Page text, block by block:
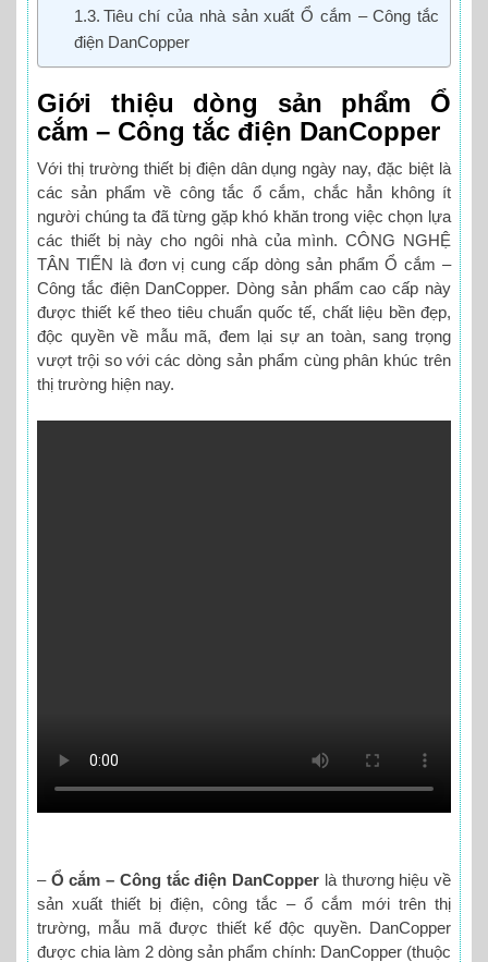
Tiêu chí của nhà sản xuất Ổ cắm – Công tắc
điện DanCopper
Giới thiệu dòng sản phẩm Ổ
cắm – Công tắc điện DanCopper
Với thị trường thiết bị điện dân dụng ngày nay, đặc biệt là
các sản phẩm về công tắc ổ cắm, chắc hẳn không ít
người chúng ta đã từng gặp khó khăn trong việc chọn lựa
các thiết bị này cho ngôi nhà của mình. CÔNG NGHỆ
TÂN TIẾN là đơn vị cung cấp dòng sản phẩm Ổ cắm –
Công tắc điện DanCopper. Dòng sản phẩm cao cấp này
được thiết kế theo tiêu chuẩn quốc tế, chất liệu bền đẹp,
độc quyền về mẫu mã, đem lại sự an toàn, sang trọng
vượt trội so với các dòng sản phẩm cùng phân khúc trên
thị trường hiện nay.
– Ổ cắm – Công tắc điện DanCopper là thương hiệu về
sản xuất thiết bị điện, công tắc – ổ cắm mới trên thị
trường, mẫu mã được thiết kế độc quyền. DanCopper
được chia làm 2 dòng sản phẩm chính: DanCopper (thuộc